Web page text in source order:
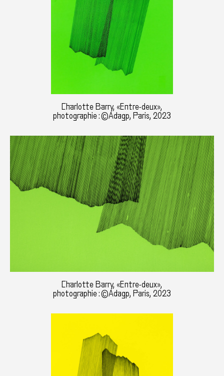
Charlotte Barry, «Entre-deux»,
photographie : ©Adagp, Paris, 2023
Charlotte Barry, «Entre-deux»,
photographie : ©Adagp, Paris, 2023